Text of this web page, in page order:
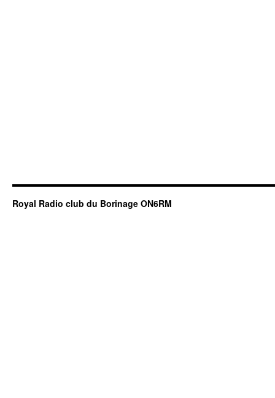
Royal Radio club du Borinage ON6RM